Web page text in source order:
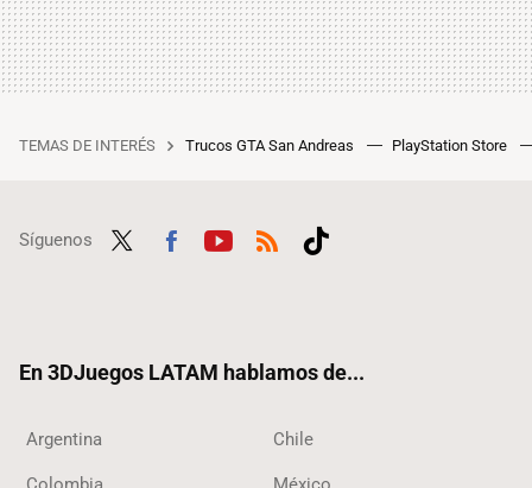
TEMAS DE INTERÉS Trucos GTA San Andreas PlayStation Store
Síguenos
En 3DJuegos LATAM hablamos de...
Argentina Chile